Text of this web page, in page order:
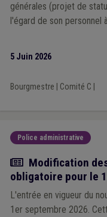
générales (projet de
l'égard de son personnel
5 Juin 2026
Bourgmestre Comité C
Police administrative
Actualité
Modification
obligatoire pour le
L'entrée en vigueur du
1er septembre 2026.